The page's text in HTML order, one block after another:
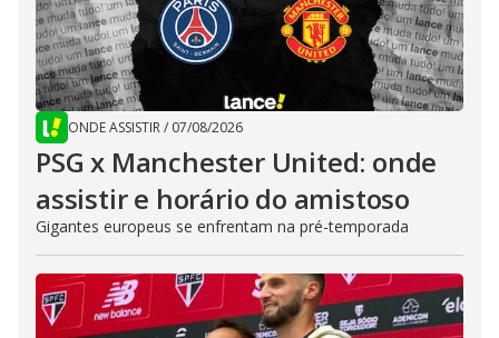
ONDE ASSISTIR/ 07/08/2026
PSG x Manchester United: onde
assistir e horário do amistoso
Gigantes europeus se enfrentam na pré-temporada